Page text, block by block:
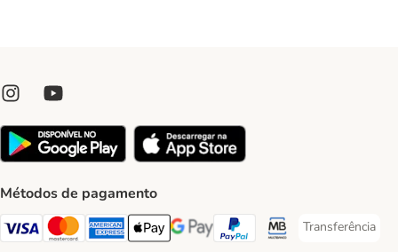
Métodos de pagamento
Visa Payment Method
Mastercard Payment Method
American Express Payment Method
Apple Pay Payment Method
Google Pay Payment Method
PayPal Payment Method
Multibanco Payment
Transferência
Transferência